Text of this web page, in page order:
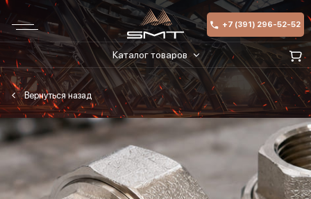
+7 (391) 296-52-52
Каталог товаров